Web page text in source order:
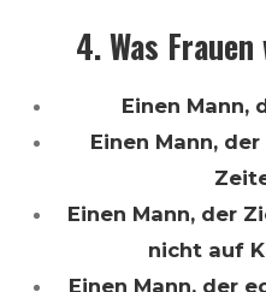
4. Was
Einen Mann,
Einen Mann,
Einen Mann, der
nicht auf
Einen Mann, der